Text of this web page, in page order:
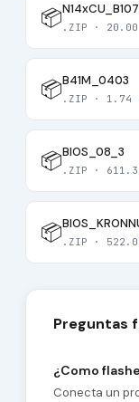
📦 .ZIP · 20.00
📦B41M_0403
.ZIP · 1.74
📦BIOS_08_3
.ZIP ·
📦 .ZIP ·
Preguntas
¿Como
Conecta un